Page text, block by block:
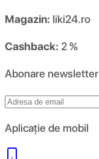
Magazin: liki24.ro
Cashback: 2 %
Abonare newsletter
Aplicație de mobil